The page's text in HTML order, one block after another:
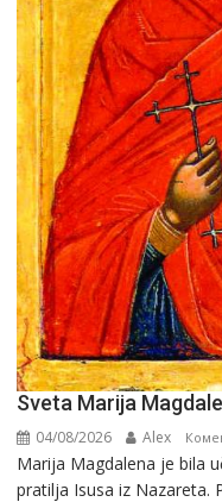
Sveta Marija
04/08/2026 Alex
Marija Magdalena je bila
pratilja Isusa iz Nazareta.